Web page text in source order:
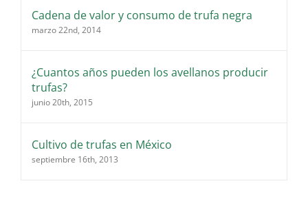
Cadena de valor y consumo de trufa negra
marzo 22nd, 2014
¿Cuantos años pueden los avellanos producir
trufas?
junio 20th, 2015
Cultivo de trufas en México
septiembre 16th, 2013